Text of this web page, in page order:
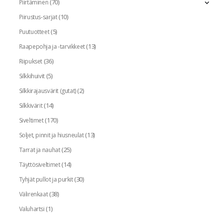
Piirtäminen(70)
Piirustus-sarjat(10)
Puutuotteet(5)
Raapepohja ja -tarvikkeet(13)
Riipukset(36)
Silkkihuivit(5)
Silkkirajausvärit (gutat)(2)
Silkkivärit(14)
Siveltimet(170)
Soljet, pinnit ja hiusneulat(13)
Tarrat ja nauhat(25)
Täyttösiveltimet(14)
Tyhjät pullot ja purkit(30)
Välirenkaat(38)
Valuhartsi(1)